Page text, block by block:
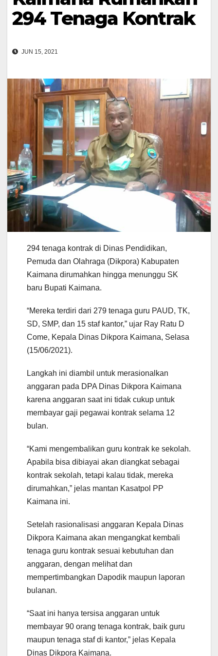
294 Tenaga Kontrak
JUN 15, 2021
294 tenaga kontrak di Dinas Pendidikan,
Pemuda dan Olahraga (Dikpora) Kabupaten
Kaimana dirumahkan hingga menunggu SK
baru Bupati Kaimana.
“Mereka terdiri dari 279 tenaga guru PAUD, TK,
SD, SMP, dan 15 staf kantor,” ujar Ray Ratu D
Come, Kepala Dinas Dikpora Kaimana, Selasa
(15/06/2021).
Langkah ini diambil untuk merasionalkan
anggaran pada DPA Dinas Dikpora Kaimana
karena anggaran saat ini tidak cukup untuk
membayar gaji pegawai kontrak selama 12
bulan.
“Kami mengembalikan guru kontrak ke sekolah.
Apabila bisa dibiayai akan diangkat sebagai
kontrak sekolah, tetapi kalau tidak, mereka
dirumahkan,” jelas mantan Kasatpol PP
Kaimana ini.
Setelah rasionalisasi anggaran Kepala Dinas
Dikpora Kaimana akan mengangkat kembali
tenaga guru kontrak sesuai kebutuhan dan
anggaran, dengan melihat dan
mempertimbangkan Dapodik maupun laporan
bulanan.
“Saat ini hanya tersisa anggaran untuk
membayar 90 orang tenaga kontrak, baik guru
maupun tenaga staf di kantor,” jelas Kepala
Dinas Dikpora Kaimana.